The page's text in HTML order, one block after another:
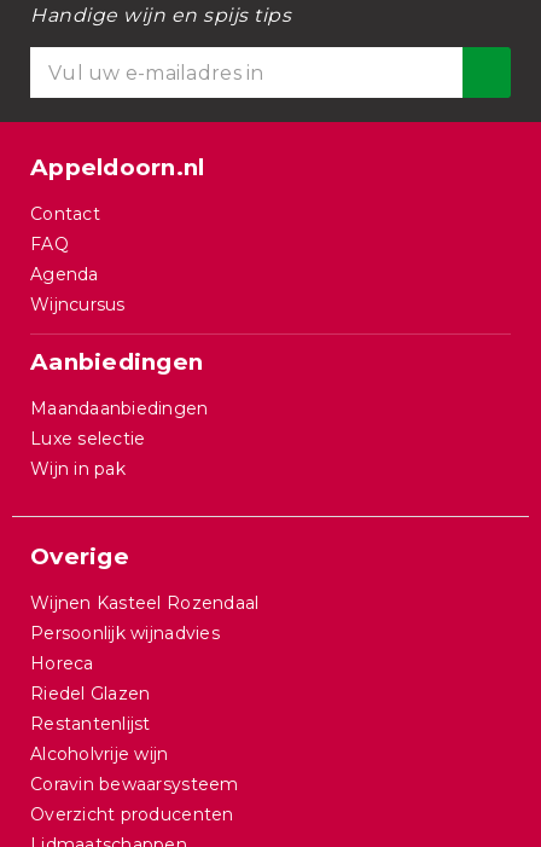
Handige wijn en spijs tips
Appeldoorn.nl
Contact
FAQ
Agenda
Wijncursus
Aanbiedingen
Maandaanbiedingen
Luxe selectie
Wijn in pak
Overige
Wijnen Kasteel Rozendaal
Persoonlijk wijnadvies
Horeca
Riedel Glazen
Restantenlijst
Alcoholvrije wijn
Coravin bewaarsysteem
Overzicht producenten